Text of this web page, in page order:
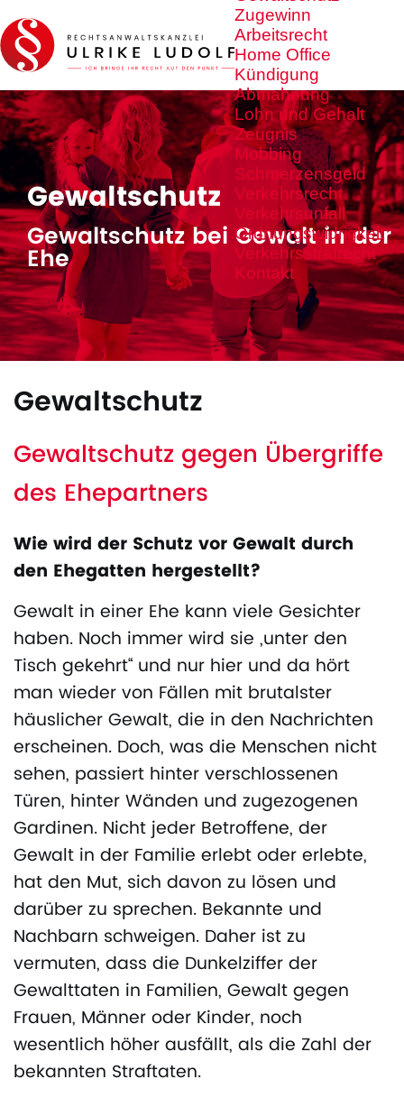
Zugewinn
Arbeitsrecht
Home Office
Kündigung
Abmahnung
Lohn und Gehalt
Zeugnis
Mobbing
Schmerzensgeld
Verkehrsrecht
Verkehrsunfall
Ordnungswidrigkeit
Verkehrsstrafrecht
Kontakt
Gewaltschutz
Gewaltschutz bei Gewalt in der
Ehe
Gewaltschutz
Gewaltschutz gegen Übergriffe
des Ehepartners
Wie wird der Schutz vor Gewalt durch
den Ehegatten hergestellt?
Gewalt in einer Ehe kann viele Gesichter
haben. Noch immer wird sie „unter den
Tisch gekehrt“ und nur hier und da hört
man wieder von Fällen mit brutalster
häuslicher Gewalt, die in den Nachrichten
erscheinen. Doch, was die Menschen nicht
sehen, passiert hinter verschlossenen
Türen, hinter Wänden und zugezogenen
Gardinen. Nicht jeder Betroffene, der
Gewalt in der Familie erlebt oder erlebte,
hat den Mut, sich davon zu lösen und
darüber zu sprechen. Bekannte und
Nachbarn schweigen. Daher ist zu
vermuten, dass die Dunkelziffer der
Gewalttaten in Familien, Gewalt gegen
Frauen, Männer oder Kinder, noch
wesentlich höher ausfällt, als die Zahl der
bekannten Straftaten.